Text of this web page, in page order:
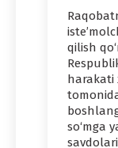
qilish
harakati
so‘mga